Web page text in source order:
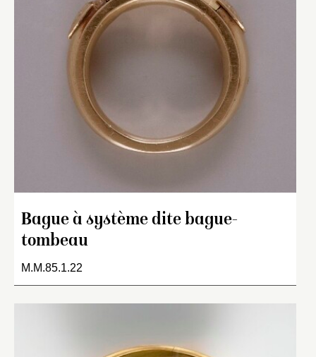
Bague à système dite bague-
tombeau
M.M.85.1.22